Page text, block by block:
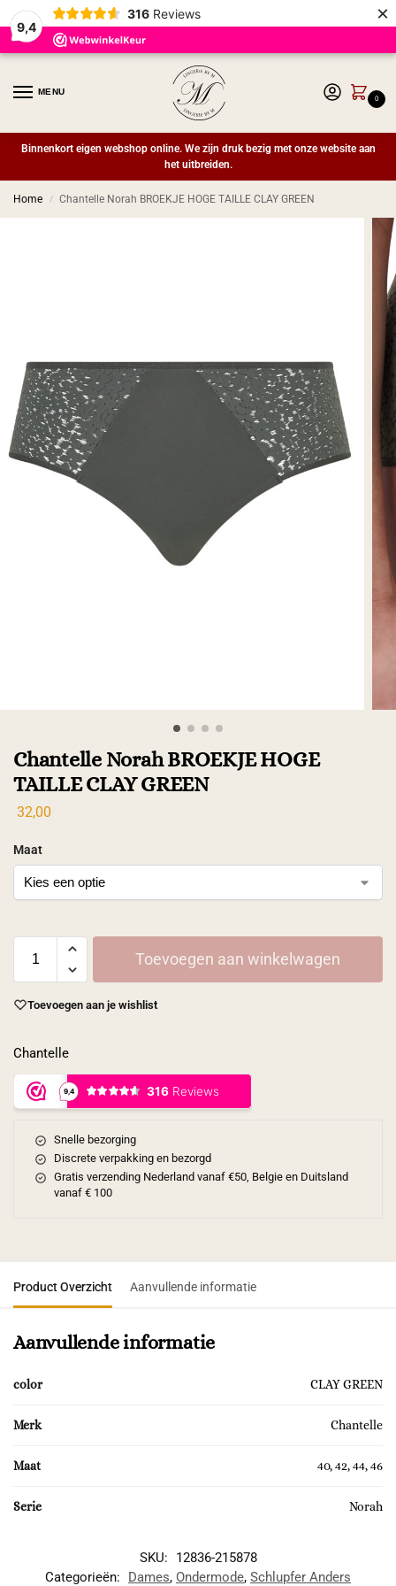
9,4
316 Reviews ×
MENU
0
Binnenkort eigen webshop online. We zijn druk bezig met onze website aan
het uitbreiden.
Home / Chantelle Norah BROEKJE HOGE TAILLE CLAY GREEN
Chantelle Norah BROEKJE HOGE
TAILLE CLAY GREEN
32,00
Maat
Toevoegen aan winkelwagen
Toevoegen aan je wishlist
Chantelle
Snelle bezorging
Discrete verpakking en bezorgd
Gratis verzending Nederland vanaf €50, Belgie en Duitsland
vanaf € 100
Product Overzicht Aanvullende informatie
Aanvullende informatie
color CLAY GREEN
Merk Chantelle
Maat 40, 42, 44, 46
Serie Norah
SKU:
12836-215878
Categorieën:
Dames, Ondermode, Schlupfer Anders